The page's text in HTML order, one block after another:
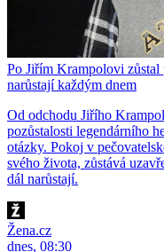
Po Jiřím Krampolovi
narůstají každým dnem
Od odchodu Jiřího
pozůstalosti legendárního
otázky. Pokoj v
svého života, zůstává
dál narůstají.
Žena.cz
dnes, 08:30